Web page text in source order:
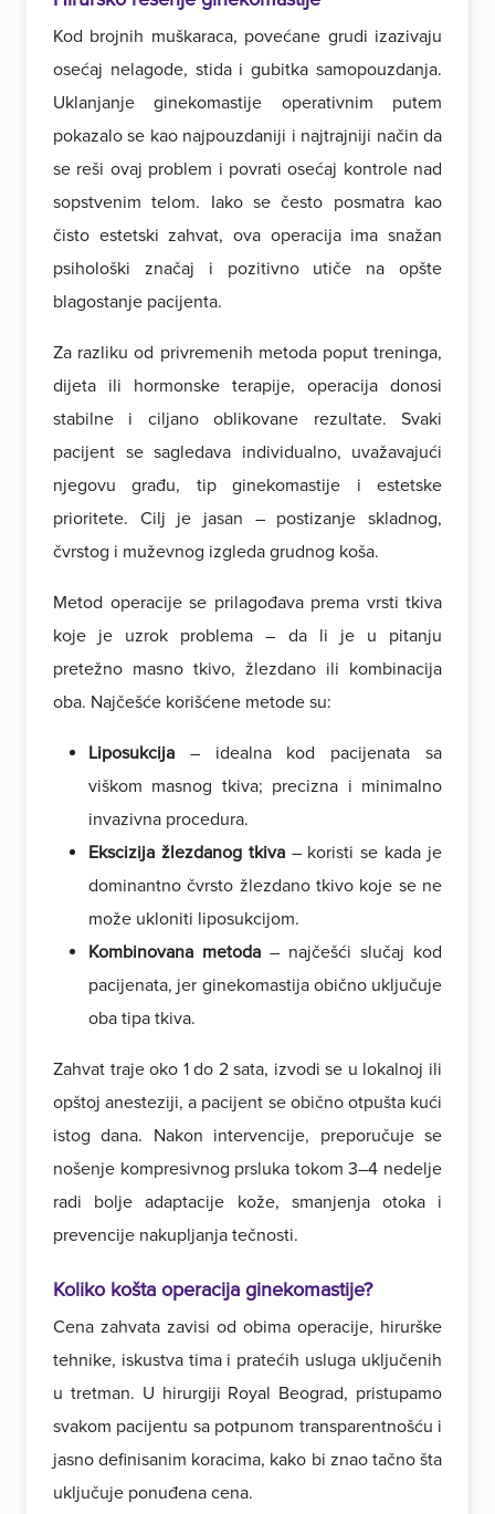
Kod brojnih muškaraca, povećane grudi izazivaju
osećaj nelagode, stida i gubitka samopouzdanja.
Uklanjanje ginekomastije operativnim putem
pokazalo se kao najpouzdaniji i najtrajniji način da
se reši ovaj problem i povrati osećaj kontrole nad
sopstvenim telom. Iako se često posmatra kao
čisto estetski zahvat, ova operacija ima snažan
psihološki značaj i pozitivno utiče na opšte
blagostanje pacijenta.
Za razliku od privremenih metoda poput treninga,
dijeta ili hormonske terapije, operacija donosi
stabilne i ciljano oblikovane rezultate. Svaki
pacijent se sagledava individualno, uvažavajući
njegovu građu, tip ginekomastije i estetske
prioritete. Cilj je jasan – postizanje skladnog,
čvrstog i muževnog izgleda grudnog koša.
Metod operacije se prilagođava prema vrsti tkiva
koje je uzrok problema – da li je u pitanju
pretežno masno tkivo, žlezdano ili kombinacija
oba. Najčešće korišćene metode su:
Liposukcija – idealna kod pacijenata sa
viškom masnog tkiva; precizna i minimalno
invazivna procedura.
Ekscizija žlezdanog tkiva– koristi se kada je
dominantno čvrsto žlezdano tkivo koje se ne
može ukloniti liposukcijom.
Kombinovana metoda – najčešći slučaj kod
pacijenata, jer ginekomastija obično uključuje
oba tipa tkiva.
Zahvat traje oko 1 do 2 sata, izvodi se u lokalnoj ili
opštoj anesteziji, a pacijent se obično otpušta kući
istog dana. Nakon intervencije, preporučuje se
nošenje kompresivnog prsluka tokom 3–4 nedelje
radi bolje adaptacije kože, smanjenja otoka i
prevencije nakupljanja tečnosti.
Koliko košta operacija ginekomastije?
Cena zahvata zavisi od obima operacije, hirurške
tehnike, iskustva tima i pratećih usluga uključenih
u tretman. U hirurgiji Royal Beograd, pristupamo
svakom pacijentu sa potpunom transparentnošću i
jasno definisanim koracima, kako bi znao tačno šta
uključuje ponuđena cena.